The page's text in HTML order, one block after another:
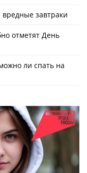
завтраки
отметят День
ли спать на